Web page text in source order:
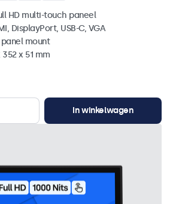
HD multi-touch paneel
DisplayPort, USB-C, VGA
mount
x 51 mm
In winkelwagen